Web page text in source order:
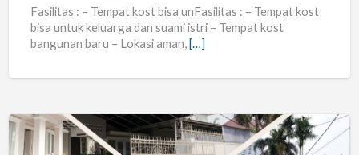
Fasilitas : – Tempat kost bisa unFasilitas : – Tempat kost
bisa untuk keluarga dan suami istri – Tempat kost
bangunan baru – Lokasi aman,[…]